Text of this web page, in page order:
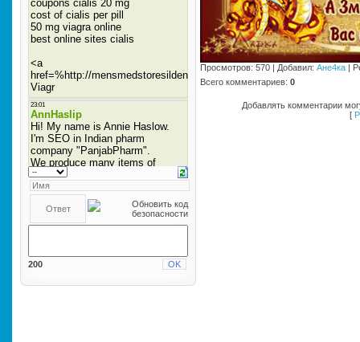
200
Просмотров: 570 | Добавил: Ане4ка |
Всего комментариев: 0
Добавлять комментарии
[